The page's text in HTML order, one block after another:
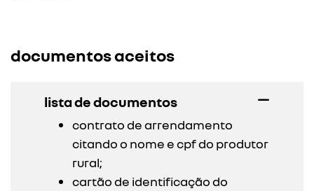
documentos aceitos
lista de documentos
contrato de arrendamento
citando o nome e cpf do produtor
rural;
cartão de identificação do